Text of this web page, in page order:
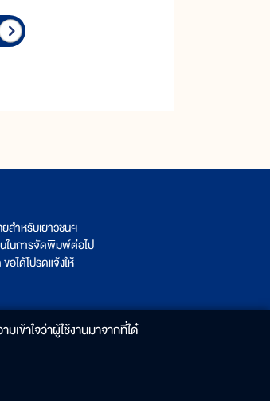
สำหรับเยาวชนฯ
นในการจัดพิมพ์ต่อไป
ได้โปรดแจ้งให้
เข้าใจว่าผู้ใช้งานมาจากที่ใด๋